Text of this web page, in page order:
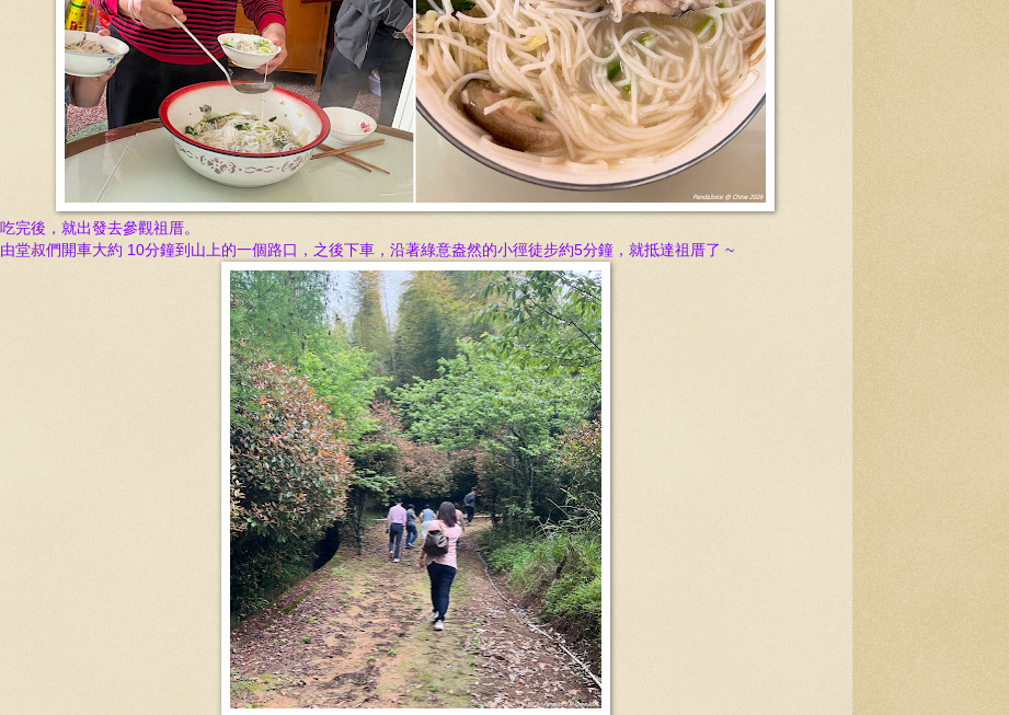
吃完後，就出發去參觀祖厝。
由堂叔們開車大約 10分鐘到山上的一個路口，之後下車，沿著綠意盎然的小徑徒步約5分鐘，就抵達祖厝了 ~